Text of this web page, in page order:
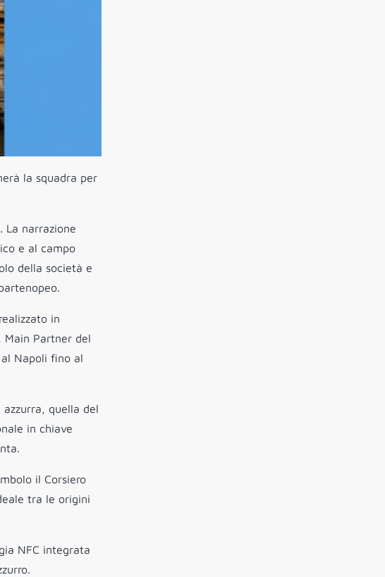
la squadra per
narrazione
e al campo
della società e
in
, Main Partner del
al Napoli fino al
quella del
in chiave
il Corsiero
tra le origini
NFC integrata